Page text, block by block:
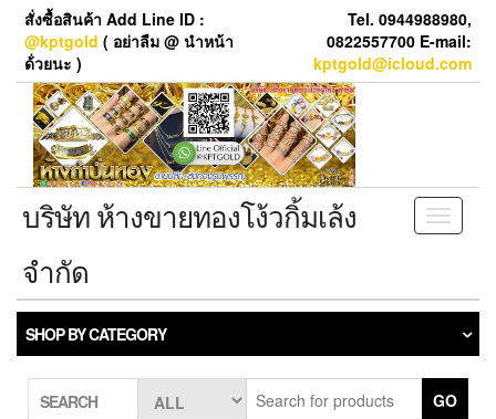
Skip
content
สั่งซื้อสินค้า Add Line ID :
@kptgold ( อย่าลืม @ นำหน้า
ด้่วยนะ )
Tel. 0944988980,
0822557700 E-mail:
kptgold@icloud.com
Toggle
บริษัท ห้างขายทองโง้วกิ้มเล้ง
จำกัด
SHOP BY CATEGORY
SEARCH GO